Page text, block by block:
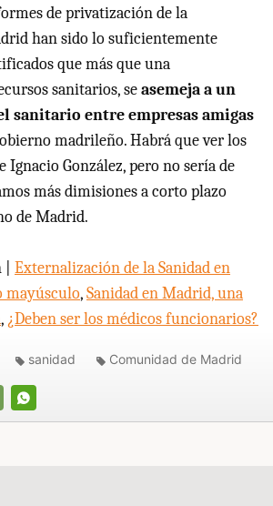
de privatización de la
han sido lo suficientemente
que más que una
sanitarios, seasemeja a un
sanitario entre empresas amigas
madrileño. Habrá que ver los
Ignacio González, pero no sería de
más dimisiones a corto plazo
de Madrid.
Externalización de la Sanidad en
mayúsculo,Sanidad en Madrid, una
, ¿Deben ser los médicos funcionarios?
WHATSAPP
sanidad Comunidad de Madrid